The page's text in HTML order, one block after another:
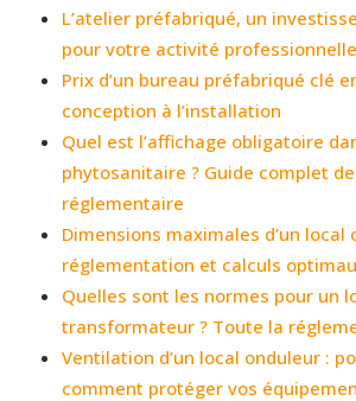
L’atelier préfabriqué, un
pour votre activité professionnelle
Prix d’un bureau préfabriqué clé
conception à l’installation
Quel est l’affichage obligatoire
phytosanitaire ? Guide complet
réglementaire
Dimensions maximales d’un local
réglementation et calculs
Quelles sont les normes pour un
transformateur ? Toute la
Ventilation d’un local onduleur :
comment protéger vos